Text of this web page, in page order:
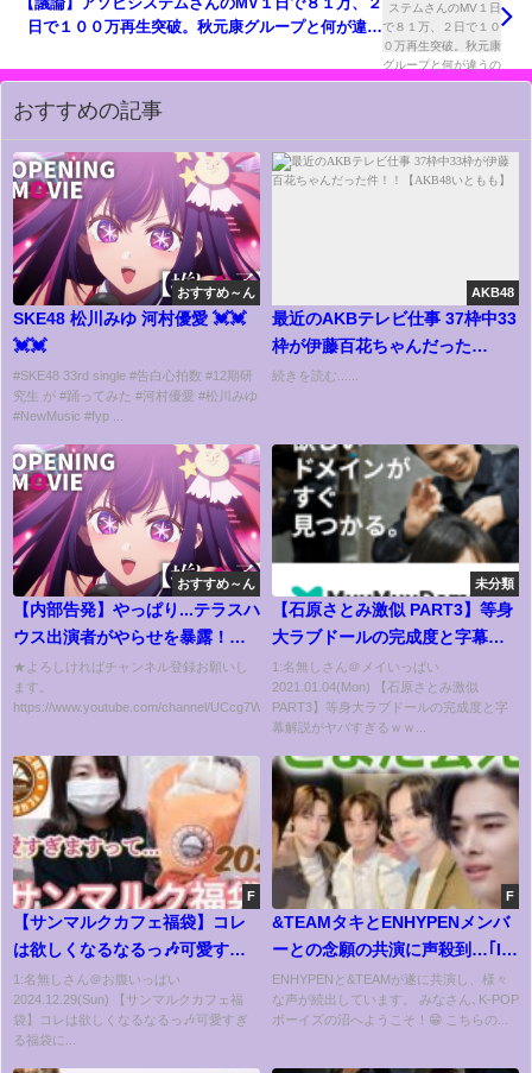
【議論】アソビシステムさんのMV１日で８１万、２
日で１００万再生突破。秋元康グループと何が違う
おすすめの記事
おすすめ～ん
SKE48 松川みゆ 河村優愛 💓💓
💓💓
#SKE48 33rd single #告白心拍数 #12期研
究生 が #踊ってみた #河村優愛 #松川みゆ
#NewMusic #fyp ...
AKB48
最近のAKBテレビ仕事 37枠中33
枠が伊藤百花ちゃんだった
件！！【AKB48いともも】
続きを読む......
おすすめ～ん
【内部告発】やっぱり...テラスハ
ウス出演者がやらせを暴露！夜
の事情までもあった！
★よろしければチャンネル登録お願いし
ます。
https://www.youtube.com/channel/UCcg7WC7OmdDpASj...
未分類
【石原さとみ激似 PART3】等身
大ラブドールの完成度と字幕解
説がヤバすぎるｗｗｗ
1:名無しさん＠メイいっぱい
2021.01.04(Mon) 【石原さとみ激似
PART3】等身大ラブドールの完成度と字
幕解説がヤバすぎるｗｗ...
F
【サンマルクカフェ福袋】コレ
は欲しくなるなるっ🎶可愛すぎ
る福袋に思わず悲鳴
1:名無しさん＠お腹いっぱい
2024.12.29(Sun) 【サンマルクカフェ福
袋】コレは欲しくなるなるっ🎶可愛すぎ
る福袋に...
F
&TEAMタキとENHYPENメンバ
ーとの念願の共演に声殺到…｢I-
LAND以来､やっとまた会えた｣…
ENHYPENと&TEAMが遂に共演し、様々
な声が続出しています。 みなさん､K-POP
ボーイズの沼へようこそ！😁 こちらの...